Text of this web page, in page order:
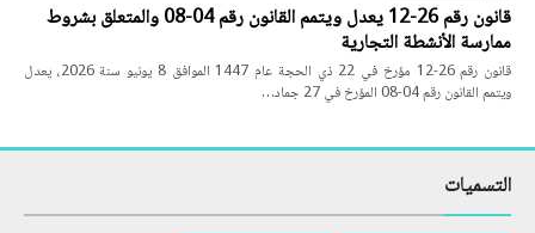
قانون رقم 26-12 يعدل ويتمم القانون رقم 04-08 والمتعلق بشروط
ممارسة الأنشطة التجارية
قانون رقم 26-12 مؤرخ في 22 ذي الحجة عام 1447 الموافق 8 يونيو سنة 2026، يعدل
ويتمم القانون رقم 04-08 المؤرخ في 27 جماد…
التسميات